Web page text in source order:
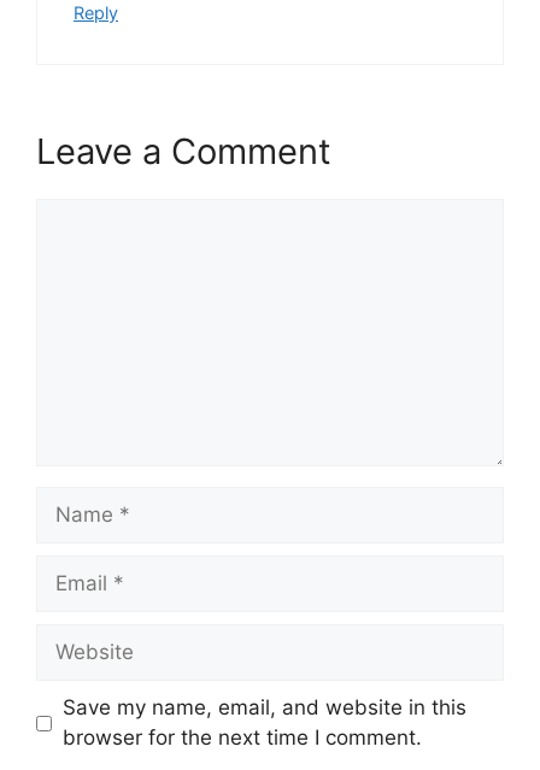
Reply
Leave a Comment
Name
Email
Website
Save my name, email, and website in this
browser for the next time I comment.